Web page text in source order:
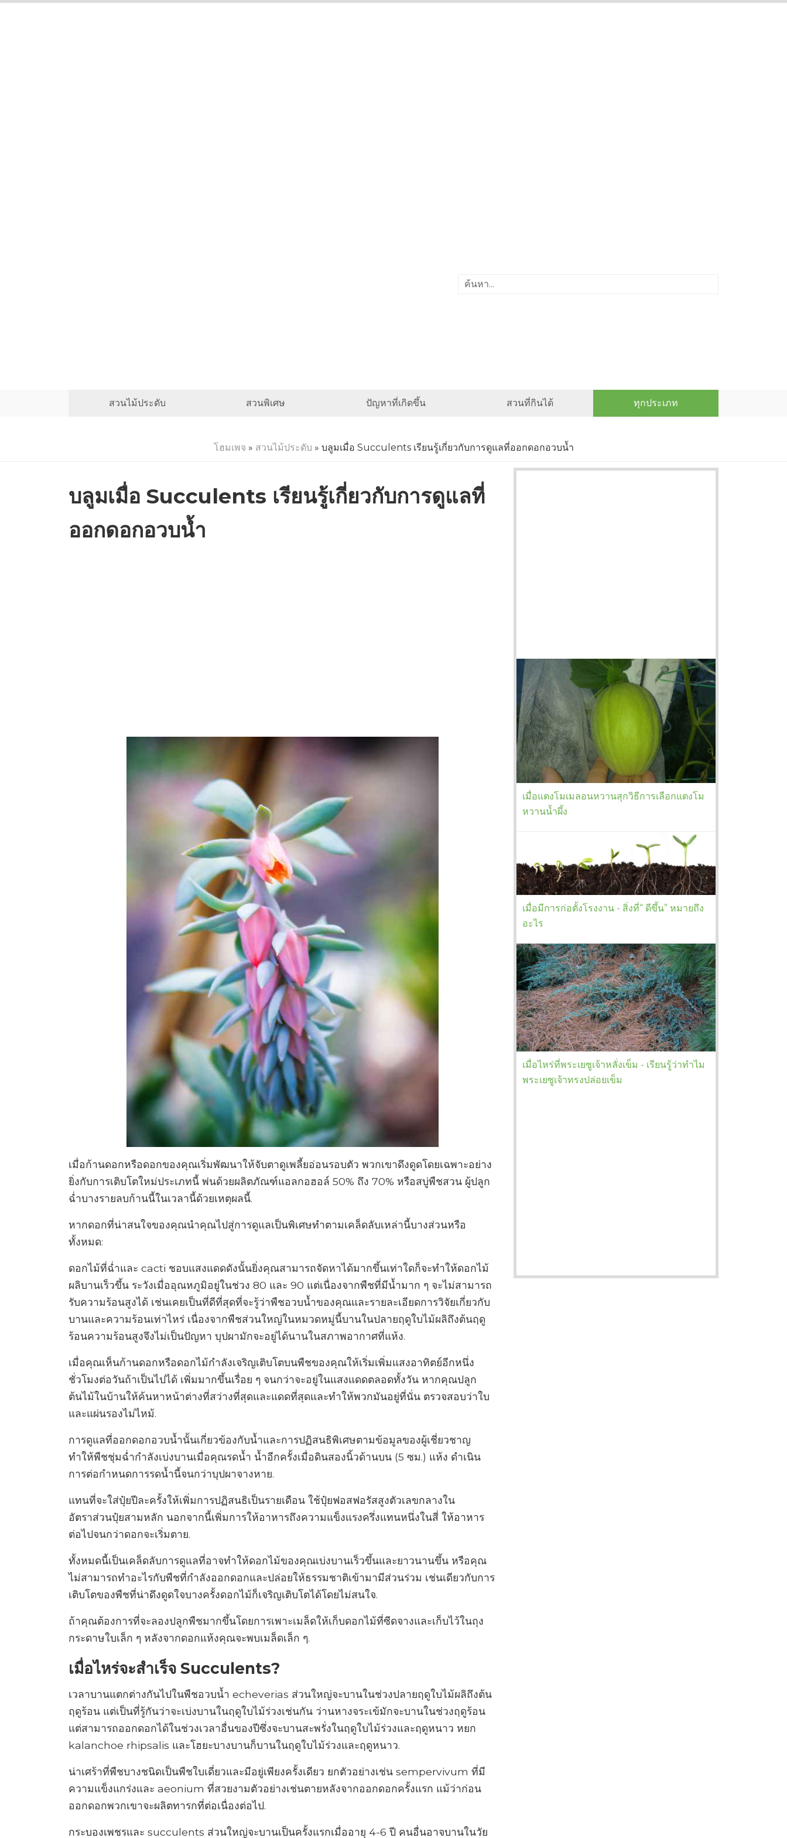
สวนไม้ประดับ สวนพิเศษ ปัญหาที่เกิดขึ้น สวนที่กินได้ ทุกประเภท
โฮมเพจ » สวนไม้ประดับ » บลูมเมื่อ Succulents เรียนรู้เกี่ยวกับการดูแลที่ออกดอกอวบน้ำ
บลูมเมื่อ Succulents เรียนรู้เกี่ยวกับการดูแลที่
ออกดอกอวบน้ำ
เมื่อก้านดอกหรือดอกของคุณเริ่มพัฒนาให้จับตาดูเพลี้ยอ่อนรอบตัว พวกเขาดึงดูดโดยเฉพาะอย่าง
ยิ่งกับการเติบโตใหม่ประเภทนี้ พ่นด้วยผลิตภัณฑ์แอลกอฮอล์ 50% ถึง 70% หรือสบู่พืชสวน ผู้ปลูก
ฉ่ำบางรายลบก้านนี้ในเวลานี้ด้วยเหตุผลนี้.
หากดอกที่น่าสนใจของคุณนำคุณไปสู่การดูแลเป็นพิเศษทำตามเคล็ดลับเหล่านี้บางส่วนหรือ
ทั้งหมด:
ดอกไม้ที่ฉ่ำและ cacti ชอบแสงแดดดังนั้นยิ่งคุณสามารถจัดหาได้มากขึ้นเท่าใดก็จะทำให้ดอกไม้
ผลิบานเร็วขึ้น ระวังเมื่ออุณหภูมิอยู่ในช่วง 80 และ 90 แต่เนื่องจากพืชที่มีน้ำมาก ๆ จะไม่สามารถ
รับความร้อนสูงได้ เช่นเคยเป็นที่ดีที่สุดที่จะรู้ว่าพืชอวบน้ำของคุณและรายละเอียดการวิจัยเกี่ยวกับ
บานและความร้อนเท่าไหร่ เนื่องจากพืชส่วนใหญ่ในหมวดหมู่นี้บานในปลายฤดูใบไม้ผลิถึงต้นฤดู
ร้อนความร้อนสูงจึงไม่เป็นปัญหา บุปผามักจะอยู่ได้นานในสภาพอากาศที่แห้ง.
เมื่อคุณเห็นก้านดอกหรือดอกไม้กำลังเจริญเติบโตบนพืชของคุณให้เริ่มเพิ่มแสงอาทิตย์อีกหนึ่ง
ชั่วโมงต่อวันถ้าเป็นไปได้ เพิ่มมากขึ้นเรื่อย ๆ จนกว่าจะอยู่ในแสงแดดตลอดทั้งวัน หากคุณปลูก
ต้นไม้ในบ้านให้ค้นหาหน้าต่างที่สว่างที่สุดและแดดที่สุดและทำให้พวกมันอยู่ที่นั่น ตรวจสอบว่าใบ
และแผ่นรองไม่ไหม้.
การดูแลที่ออกดอกอวบน้ำนั้นเกี่ยวข้องกับน้ำและการปฏิสนธิพิเศษตามข้อมูลของผู้เชี่ยวชาญ
ทำให้พืชชุ่มฉ่ำกำลังเบ่งบานเมื่อคุณรดน้ำ น้ำอีกครั้งเมื่อดินสองนิ้วด้านบน (5 ซม.) แห้ง ดำเนิน
การต่อกำหนดการรดน้ำนี้จนกว่าบุปผาจางหาย.
แทนที่จะใส่ปุ๋ยปีละครั้งให้เพิ่มการปฏิสนธิเป็นรายเดือน ใช้ปุ๋ยฟอสฟอรัสสูงตัวเลขกลางใน
อัตราส่วนปุ๋ยสามหลัก นอกจากนี้เพิ่มการให้อาหารถึงความแข็งแรงครึ่งแทนหนึ่งในสี่ ให้อาหาร
ต่อไปจนกว่าดอกจะเริ่มตาย.
ทั้งหมดนี้เป็นเคล็ดลับการดูแลที่อาจทำให้ดอกไม้ของคุณเบ่งบานเร็วขึ้นและยาวนานขึ้น หรือคุณ
ไม่สามารถทำอะไรกับพืชที่กำลังออกดอกและปล่อยให้ธรรมชาติเข้ามามีส่วนร่วม เช่นเดียวกับการ
เติบโตของพืชที่น่าดึงดูดใจบางครั้งดอกไม้ก็เจริญเติบโตได้โดยไม่สนใจ.
ถ้าคุณต้องการที่จะลองปลูกพืชมากขึ้นโดยการเพาะเมล็ดให้เก็บดอกไม้ที่ซีดจางและเก็บไว้ในถุง
กระดาษใบเล็ก ๆ หลังจากดอกแห้งคุณจะพบเมล็ดเล็ก ๆ.
เมื่อไหร่จะสำเร็จ Succulents?
เวลาบานแตกต่างกันไปในพืชอวบน้ำ echeverias ส่วนใหญ่จะบานในช่วงปลายฤดูใบไม้ผลิถึงต้น
ฤดูร้อน แต่เป็นที่รู้กันว่าจะเบ่งบานในฤดูใบไม้ร่วงเช่นกัน ว่านหางจระเข้มักจะบานในช่วงฤดูร้อน
แต่สามารถออกดอกได้ในช่วงเวลาอื่นของปีซึ่งจะบานสะพรั่งในฤดูใบไม้ร่วงและฤดูหนาว หยก
kalanchoe rhipsalis และโฮยะบางบานก็บานในฤดูใบไม้ร่วงและฤดูหนาว.
น่าเศร้าที่พืชบางชนิดเป็นพืชใบเดี่ยวและมีอยู่เพียงครั้งเดียว ยกตัวอย่างเช่น sempervivum ที่มี
ความแข็งแกร่งและ aeonium ที่สวยงามตัวอย่างเช่นตายหลังจากออกดอกครั้งแรก แม้ว่าก่อน
ออกดอกพวกเขาจะผลิตทารกที่ต่อเนื่องต่อไป.
กระบองเพชรและ succulents ส่วนใหญ่จะบานเป็นครั้งแรกเมื่ออายุ 4-6 ปี คนอื่นอาจบานในวัย
เมื่อแตงโมเมลอนหวานสุกวิธีการเลือกแตงโม
หวานน้ำผึ้ง
เมื่อมีการก่อตั้งโรงงาน - สิ่งที่“ ดีขึ้น” หมายถึง
อะไร
เมื่อไหร่ที่พระเยซูเจ้าหลั่งเข็ม - เรียนรู้ว่าทำไม
พระเยซูเจ้าทรงปล่อยเข็ม